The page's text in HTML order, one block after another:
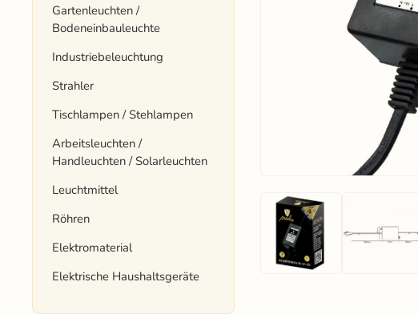
Gartenleuchten /
Bodeneinbauleuchte
Industriebeleuchtung
Strahler
Tischlampen / Stehlampen
Arbeitsleuchten /
Handleuchten / Solarleuchten
Leuchtmittel
Röhren
Elektromaterial
Elektrische Haushaltsgeräte